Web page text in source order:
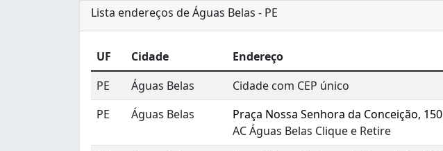
Lista endereços de Águas Belas - PE
UF Cidade Endereço
PE
Águas Belas Cidade com CEP único
PE
Águas Belas
Praça Nossa Senhora da Conceição, 150
AC Águas Belas Clique e Retire